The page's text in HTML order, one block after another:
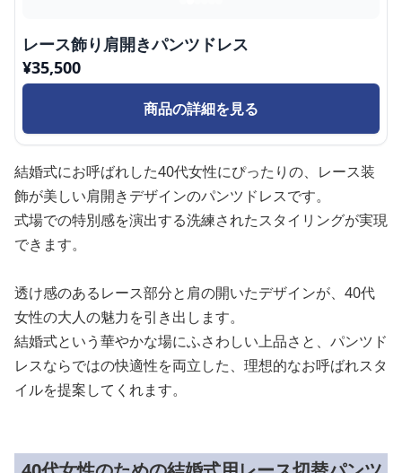
レース飾り肩開きパンツドレス
¥35,500
商品の詳細を見る
結婚式にお呼ばれした40代女性にぴったりの、レース装
飾が美しい肩開きデザインのパンツドレスです。
式場での特別感を演出する洗練されたスタイリングが実現
できます。
透け感のあるレース部分と肩の開いたデザインが、40代
女性の大人の魅力を引き出します。
結婚式という華やかな場にふさわしい上品さと、パンツド
レスならではの快適性を両立した、理想的なお呼ばれスタ
イルを提案してくれます。